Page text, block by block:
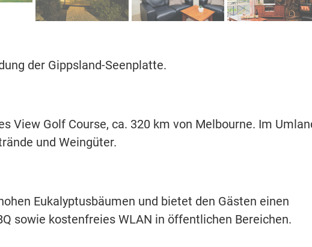
der Gippsland-Seenplatte.
View Golf Course, ca. 320 km von Melbourne. Im
und Weingüter.
Eukalyptusbäumen und bietet den Gästen einen
sowie kostenfreies WLAN in öffentlichen Bereichen.